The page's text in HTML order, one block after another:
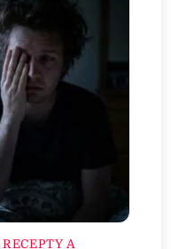
RECEPTY A